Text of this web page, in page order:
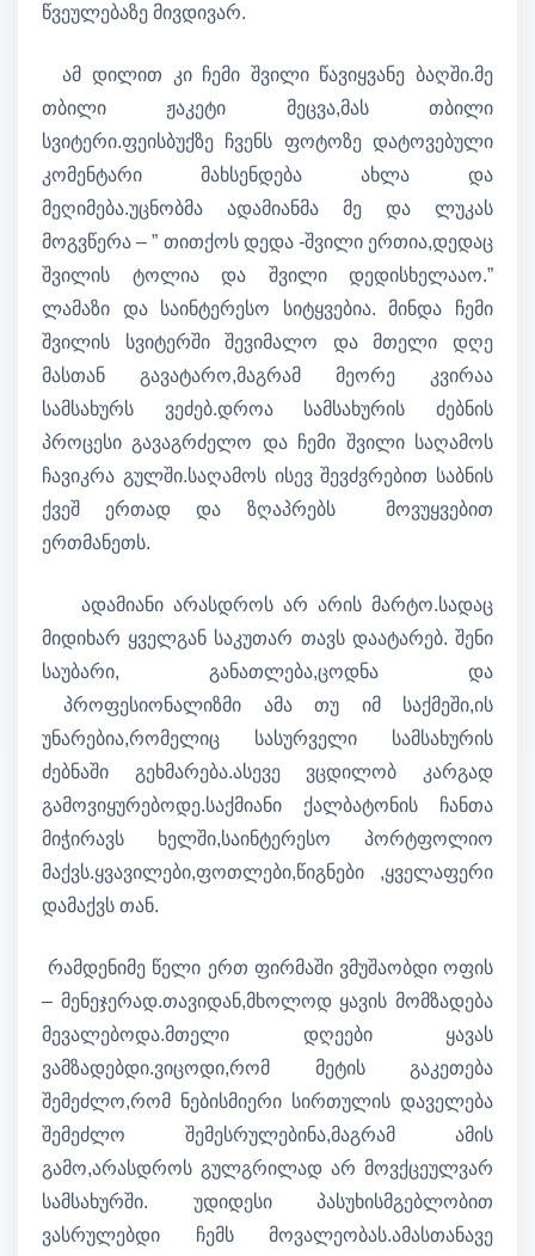
წვეულებაზე მივდივარ.
ამ დილით კი ჩემი შვილი წავიყვანე ბაღში.მე
თბილი ჟაკეტი მეცვა,მას თბილი
სვიტერი.ფეისბუქზე ჩვენს ფოტოზე დატოვებული
კომენტარი მახსენდება ახლა და
მეღიმება.უცნობმა ადამიანმა მე და ლუკას
მოგვწერა – ” თითქოს დედა -შვილი ერთია,დედაც
შვილის ტოლია და შვილი დედისხელააო.”
ლამაზი და საინტერესო სიტყვებია. მინდა ჩემი
შვილის სვიტერში შევიმალო და მთელი დღე
მასთან გავატარო,მაგრამ მეორე კვირაა
სამსახურს ვეძებ.დროა სამსახურის ძებნის
პროცესი გავაგრძელო და ჩემი შვილი საღამოს
ჩავიკრა გულში.საღამოს ისევ შევძვრებით საბნის
ქვეშ ერთად და ზღაპრებს მოვუყვებით
ერთმანეთს.
ადამიანი არასდროს არ არის მარტო.სადაც
მიდიხარ ყველგან საკუთარ თავს დაატარებ. შენი
საუბარი, განათლება,ცოდნა და
პროფესიონალიზმი ამა თუ იმ საქმეში,ის
უნარებია,რომელიც სასურველი სამსახურის
ძებნაში გეხმარება.ასევე ვცდილობ კარგად
გამოვიყურებოდე.საქმიანი ქალბატონის ჩანთა
მიჭირავს ხელში,საინტერესო პორტფოლიო
მაქვს.ყვავილები,ფოთლები,წიგნები ,ყველაფერი
დამაქვს თან.
რამდენიმე წელი ერთ ფირმაში ვმუშაობდი ოფის
– მენეჯერად.თავიდან,მხოლოდ ყავის მომზადება
მევალებოდა.მთელი დღეები ყავას
ვამზადებდი.ვიცოდი,რომ მეტის გაკეთება
შემეძლო,რომ ნებისმიერი სირთულის დაველება
შემეძლო შემესრულებინა,მაგრამ ამის
გამო,არასდროს გულგრილად არ მოვქცეულვარ
სამსახურში. უდიდესი პასუხისმგებლობით
ვასრულებდი ჩემს მოვალეობას.ამასთანავე